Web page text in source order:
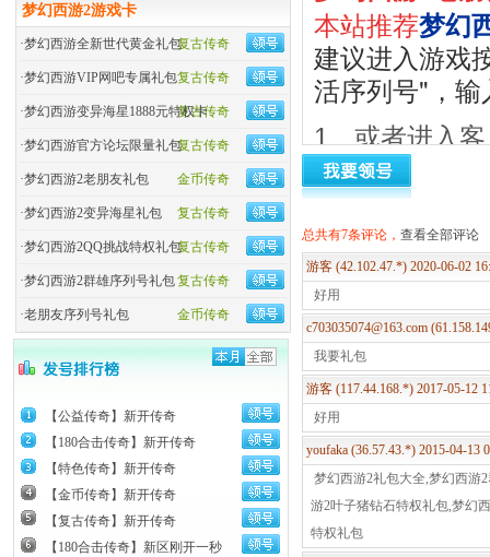
梦幻西游2游戏卡
复古传奇
·梦幻西游全新世代黄金礼包
复古传奇
·梦幻西游VIP网吧专属礼包
复古传奇
·梦幻西游变异海星1888元特权卡
复古传奇
·梦幻西游官方论坛限量礼包
金币传奇
·梦幻西游2老朋友礼包
复古传奇
·梦幻西游2变异海星礼包
复古传奇
·梦幻西游2QQ挑战特权礼包
复古传奇
·梦幻西游2群雄序列号礼包
金币传奇
·老朋友序列号礼包
【公益传奇】新开传奇
【180合击传奇】新开传奇
【特色传奇】新开传奇
【金币传奇】新开传奇
【复古传奇】新开传奇
【180合击传奇】新区刚开一秒
本站推荐梦幻
建议进入游戏
活序列号"，
1、或者进入
固定 NPC“ 推
2、在弹出的
老朋友序列号”
总共有7条评论， 查看全部评论
游客 (42.102.47.*) 2020-06-02
好用
c703035074@163.com
我要礼包
游客 (117.44.168.*) 2017-05-12
好用
youfaka (36.57.43.*) 2015-04-13
梦幻西游2礼包大全,梦幻西游
游2叶子猪钻石特权礼包,梦幻
特权礼包